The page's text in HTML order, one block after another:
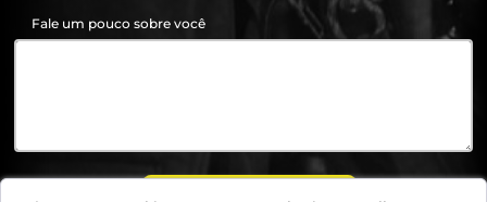
Fale um pouco sobre você